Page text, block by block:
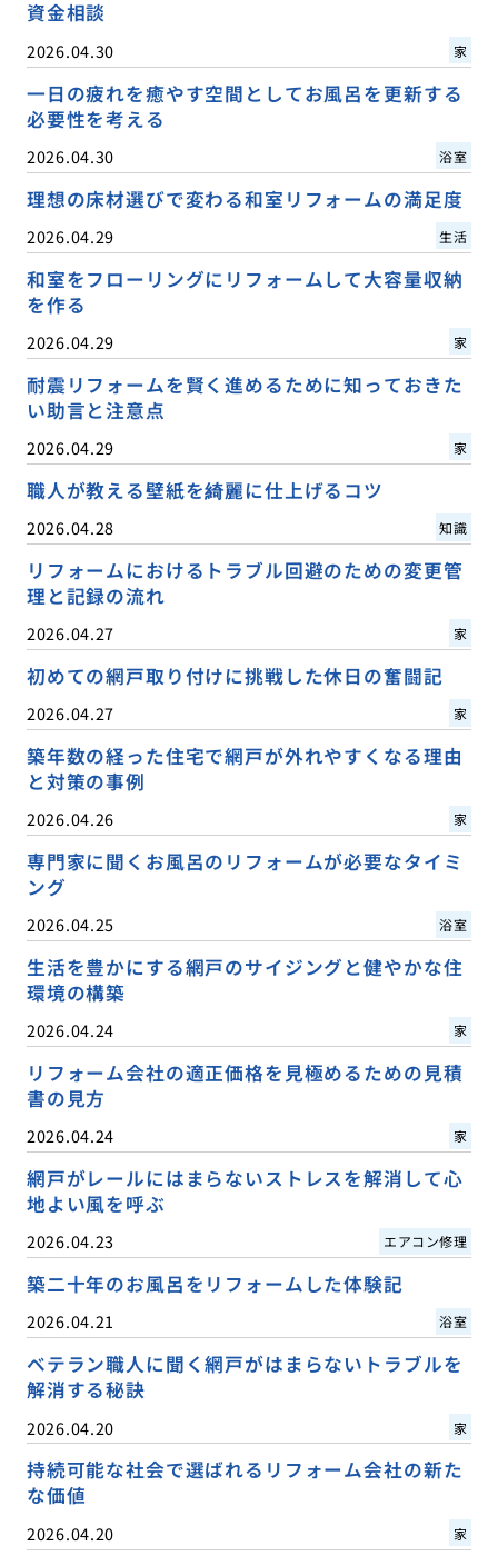
資金相談
2026.04.30 家
一日の疲れを癒やす空間としてお風呂を更新する
必要性を考える
2026.04.30 浴室
理想の床材選びで変わる和室リフォームの満足度
2026.04.29 生活
和室をフローリングにリフォームして大容量収納
を作る
2026.04.29 家
耐震リフォームを賢く進めるために知っておきた
い助言と注意点
2026.04.29 家
職人が教える壁紙を綺麗に仕上げるコツ
2026.04.28 知識
リフォームにおけるトラブル回避のための変更管
理と記録の流れ
2026.04.27 家
初めての網戸取り付けに挑戦した休日の奮闘記
2026.04.27 家
築年数の経った住宅で網戸が外れやすくなる理由
と対策の事例
2026.04.26 家
専門家に聞くお風呂のリフォームが必要なタイミ
ング
2026.04.25 浴室
生活を豊かにする網戸のサイジングと健やかな住
環境の構築
2026.04.24 家
リフォーム会社の適正価格を見極めるための見積
書の見方
2026.04.24 家
網戸がレールにはまらないストレスを解消して心
地よい風を呼ぶ
2026.04.23 エアコン修理
築二十年のお風呂をリフォームした体験記
2026.04.21 浴室
ベテラン職人に聞く網戸がはまらないトラブルを
解消する秘訣
2026.04.20 家
持続可能な社会で選ばれるリフォーム会社の新た
な価値
2026.04.20 家